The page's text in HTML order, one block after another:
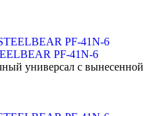
PF-41N-6
универсал с вынесенной